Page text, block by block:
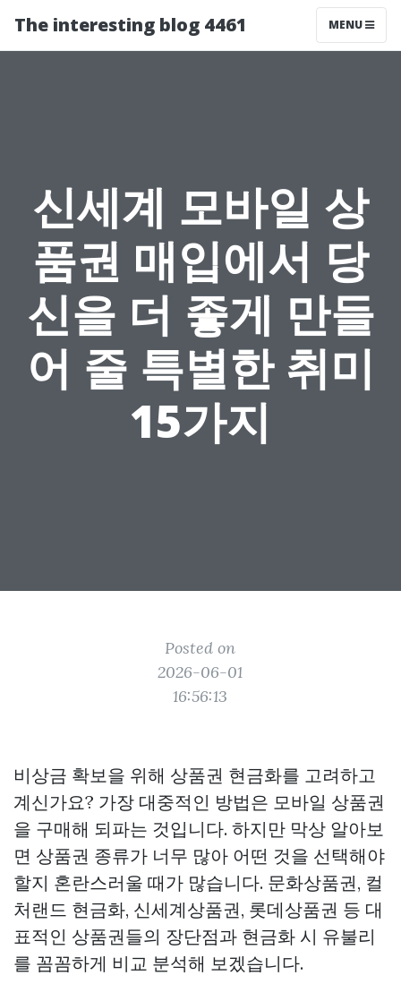
The interesting blog 4461 MENU
신세계 모바일 상
품권 매입에서 당
신을 더 좋게 만들
어 줄 특별한 취미
15가지
Posted on
2026-06-01
16:56:13
비상금 확보을 위해 상품권 현금화를 고려하고
계신가요? 가장 대중적인 방법은 모바일 상품권
을 구매해 되파는 것입니다. 하지만 막상 알아보
면 상품권 종류가 너무 많아 어떤 것을 선택해야
할지 혼란스러울 때가 많습니다. 문화상품권, 컬
처랜드 현금화, 신세계상품권, 롯데상품권 등 대
표적인 상품권들의 장단점과 현금화 시 유불리
를 꼼꼼하게 비교 분석해 보겠습니다.